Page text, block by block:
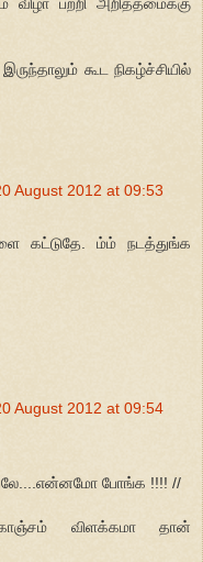
கூட நிகழ்ச்சியில்
August 2012 at 09:53
கட்டுதே. ம்ம் நடத்துங்க
August 2012 at 09:54
போங்க !!!! //
விளக்கமா தான்